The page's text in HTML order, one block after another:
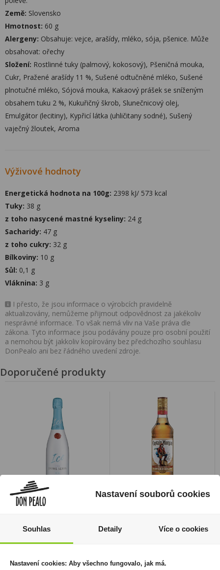
Země: Slovensko
Hmotnost: 60 g
Alergeny: Obsahuje: vejce, arašídy, mléko, sója, pšenice. Může
obsahovat: ořechy
Složení: Rostlinné tuky (palmový, kokosový), Pšeničná mouka,
Cukr, Pražené arašídy 11 %, Sušené odtučněné mléko, Sušené
plnotučné mléko, Sójová mouka, Kakaový prášek se sníženým
obsahem tuku 2 %, Kukuřičný škrob, Slunečnicový olej,
Emulgátor (lecitiny), Kypřicí látka (uhličitany sodné), Sušený
vaječný žloutek, Aroma
Výživové hodnoty
Energetická hodnota na 100g: 2398 kJ/ 573 kcal
Tuky: 38 g
z toho nasycené mastné kyseliny: 24 g
Sacharidy: 47 g
z toho cukry: 32 g
Bílkoviny: 10 g
Sůl: 0,1 g
Vláknina: 3 g
I přesto, že jsou informace o výrobcích pravidelně
aktualizovány, nemůžeme přijmout odpovědnost za jakékoliv
nesprávné informace. To však nemá vliv na Vaše práva dle
zákona. Tyto informace jsou podávány pouze pro osobní použití
a nemohou být jakkoliv kopírovány bez předchozího souhlasu
DonPealo ani bez řádného uvedení zdroje.
Doporučené produkty
Cava Jaume Serra Ice
Blanco 0,75l
139 Kč
Captain Morgan Spiced
279 Kč
Nastavení souborů cookies
Souhlas Detaily Více o cookies
Nastavení cookies: Aby všechno fungovalo, jak má.